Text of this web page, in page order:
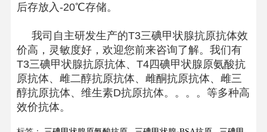
后存放入-20℃存储。
我司自主研发生产的T3三碘甲状腺抗原抗体效
价高，灵敏度好，欢迎您前来咨询了解。我们有
T3三碘甲状腺抗原抗体、T4四碘甲状腺原氨酸抗
原抗体、雌二醇抗原抗体、雌酮抗原抗体、雌三
醇抗原抗体、维生素D抗原抗体。。。。等多种高
效价抗体。